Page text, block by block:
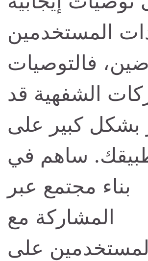
المستخدمين
فالتوصيات
الشفهية قد
بشكل كبير على
ساهم في
بناء مجتمع عبر
المشاركة مع
على